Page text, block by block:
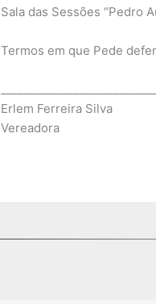
Sala das Sessões “Pedro
Termos em que Pede
Erlem Ferreira Silva
Vereadora